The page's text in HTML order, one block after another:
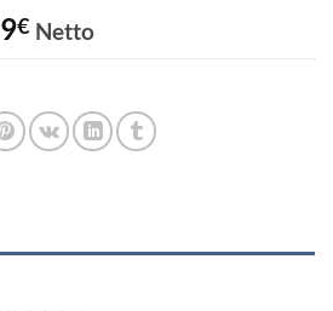
€Le
prix
est :
22.559€.
Netto